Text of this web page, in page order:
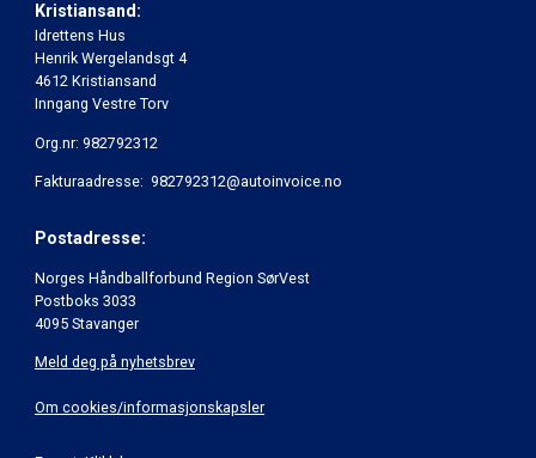
Kristiansand:
Idrettens Hus
Henrik Wergelandsgt 4
4612 Kristiansand
Inngang Vestre Torv
Org.nr: 982792312
Fakturaadresse: 982792312@autoinvoice.no
Postadresse:
Norges Håndballforbund Region SørVest
Postboks 3033
4095 Stavanger
Meld deg på nyhetsbrev
Om cookies/informasjonskapsler